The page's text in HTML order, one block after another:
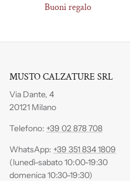
Buoni regalo
MUSTO CALZATURE SRL
Via Dante, 4
20121 Milano
Telefono: +39 02 878 708
WhatsApp: +39 351 834 1809
(lunedì-sabato 10:00-19:30
domenica 10:30-19:30)